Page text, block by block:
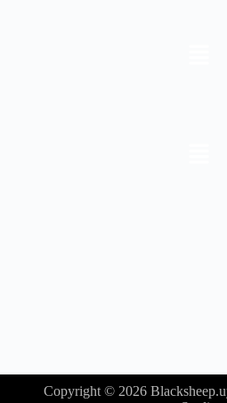
Copyright © 2026